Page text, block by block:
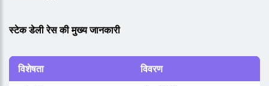
स्टेक डेली रेस की मुख्य जानकारी
विशेषता विवरण